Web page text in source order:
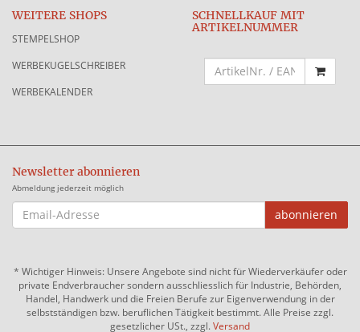
WEITERE SHOPS
STEMPELSHOP
WERBEKUGELSCHREIBER
WERBEKALENDER
SCHNELLKAUF MIT
ARTIKELNUMMER
Newsletter abonnieren
Abmeldung jederzeit möglich
EMAIL-
ADRESSE
abonnieren
* Wichtiger Hinweis: Unsere Angebote sind nicht für Wiederverkäufer oder
private Endverbraucher sondern ausschliesslich für Industrie, Behörden,
Handel, Handwerk und die Freien Berufe zur Eigenverwendung in der
selbstständigen bzw. beruflichen Tätigkeit bestimmt. Alle Preise zzgl.
gesetzlicher USt., zzgl.Versand